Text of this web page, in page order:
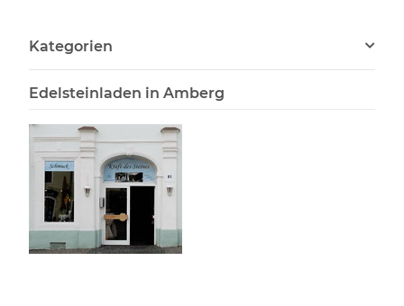
Kategorien
Edelsteinladen in Amberg